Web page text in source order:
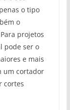
o tipo
o
projetos
pode ser o
e mais
um cortador
cortes